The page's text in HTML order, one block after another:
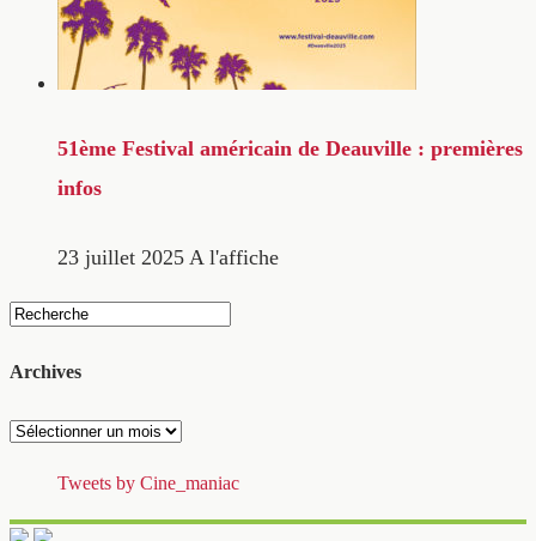
51ème Festival américain de Deauville : premières
infos
23 juillet 2025 A l'affiche
Archives
Archives
Tweets by Cine_maniac